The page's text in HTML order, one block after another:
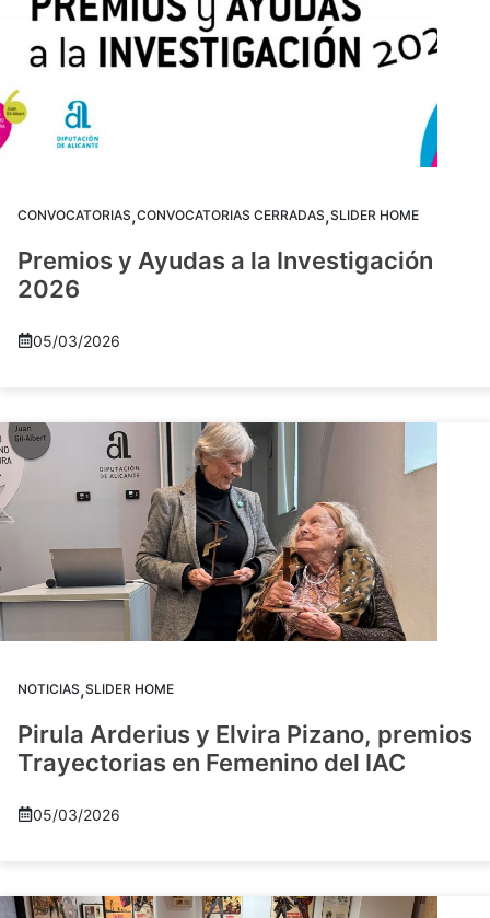
CONVOCATORIAS,CONVOCATORIAS CERRADAS,SLIDER HOME
Premios y Ayudas a la Investigación
2026
05/03/2026
NOTICIAS,SLIDER HOME
Pirula Arderius y Elvira Pizano, premios
Trayectorias en Femenino del IAC
05/03/2026